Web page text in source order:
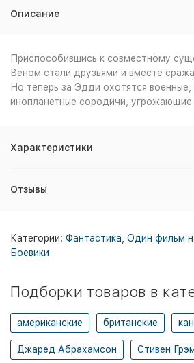
Описание
Приспособившись к совместному
Веном стали друзьями и вместе
Но теперь за Эдди охотятся
инопланетные сородичи,
Характеристики
Отзывы
Категории: Фантастика Один фильм
Боевики
Подборки товаров в
американские британские
Джаред Абрахамсон Стивен